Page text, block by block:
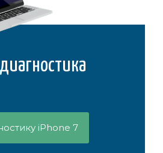
диагностика
iPhone 7